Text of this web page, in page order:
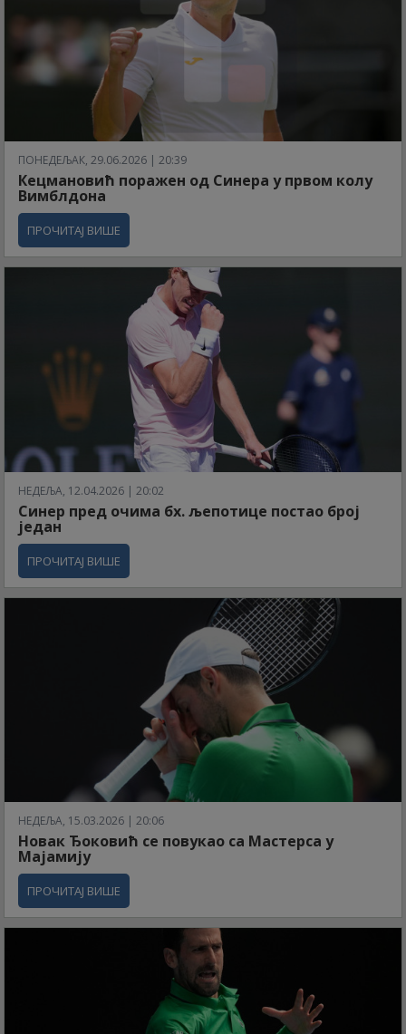
ПОНЕДЕЉАК, 29.06.2026 | 20:39
Кецмановић поражен од Синера у првом колу
Вимблдона
ПРОЧИТАЈ ВИШЕ
НЕДЕЉА, 12.04.2026 | 20:02
Синер пред очима бх. љепотице постао број
један
ПРОЧИТАЈ ВИШЕ
НЕДЕЉА, 15.03.2026 | 20:06
Новак Ђоковић се повукао са Мастерса у
Мајамију
ПРОЧИТАЈ ВИШЕ